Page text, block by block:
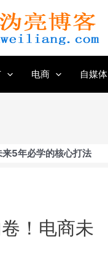
电商 自媒体
5年必学的核心打法
！电商未